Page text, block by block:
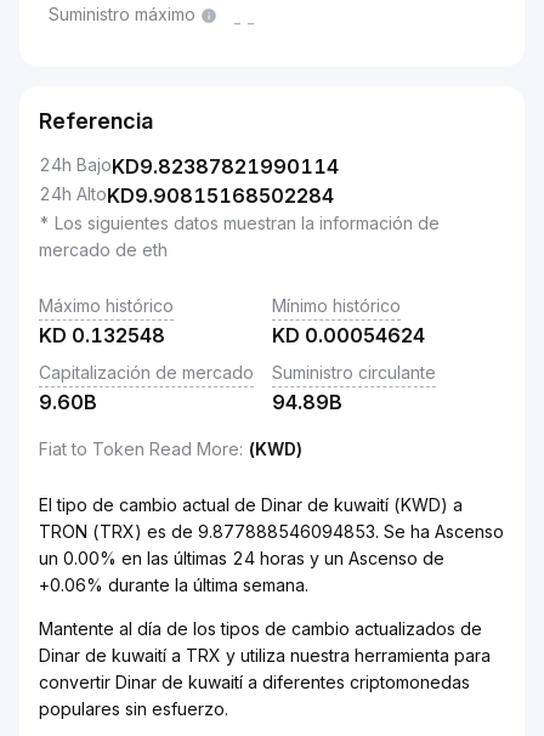
Suministro máximo --
Referencia
24h BajoKD9.82387821990114
24h AltoKD9.90815168502284
* Los siguientes datos muestran la información de
mercado de eth
Máximo histórico
KD 0.132548
Mínimo histórico
KD 0.00054624
Capitalización de mercado
9.60B
Suministro circulante
94.89B
Fiat to Token Read More: (KWD)
El tipo de cambio actual de Dinar de kuwaití (KWD) a
TRON (TRX) es de 9.877888546094853. Se ha Ascenso
un 0.00% en las últimas 24 horas y un Ascenso de
+0.06% durante la última semana.
Mantente al día de los tipos de cambio actualizados de
Dinar de kuwaití a TRX y utiliza nuestra herramienta para
convertir Dinar de kuwaití a diferentes criptomonedas
populares sin esfuerzo.